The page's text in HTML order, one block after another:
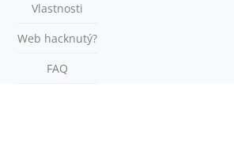
Vlastnosti
Web hacknutý?
FAQ